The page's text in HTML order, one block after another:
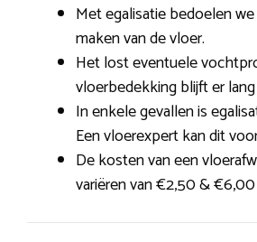
Met egalisatie bedoelen
maken van de vloer.
Het lost eventuele
vloerbedekking blijft er
In enkele gevallen is
Een vloerexpert kan dit
De kosten van een
variëren van €2,50 &